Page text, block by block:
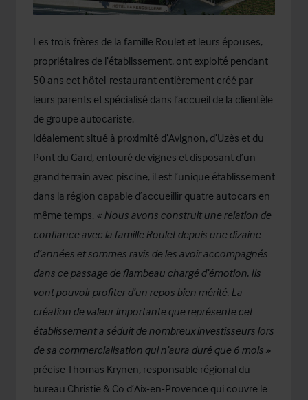
Les trois frères de la famille Roulet et leurs épouses,
propriétaires de l’établissement, ont exploité pendant
50 ans cet hôtel-restaurant entièrement créé par
leurs parents et spécialisé dans l’accueil de la clientèle
de groupe autocariste.
Idéalement situé à proximité d’Avignon, d’Uzès et du
Pont du Gard, entouré de vignes et disposant d’un
grand terrain avec piscine, il est l’unique établissement
dans la région capable d’accueillir quatre autocars en
même temps. « Nous avons construit une relation de
confiance avec la famille Roulet depuis une dizaine
d’années et sommes ravis de les avoir accompagnés
dans ce passage de flambeau chargé d’émotion. Ils
vont pouvoir profiter d’un repos bien mérité. La
création de valeur importante que représente cet
établissement a séduit de nombreux investisseurs lors
de sa commercialisation qui n’aura duré que 6 mois »
précise Thomas Krynen, responsable régional du
bureau Christie & Co d’Aix-en-Provence qui couvre le